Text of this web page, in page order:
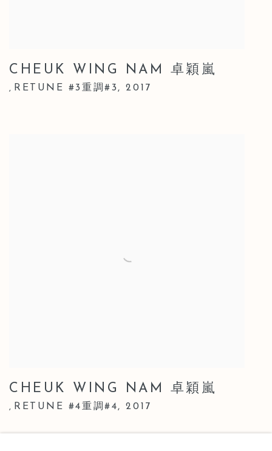
CHEUK WING NAM 卓穎嵐
, RETUNE #3重調#3,2017
CHEUK WING NAM 卓穎嵐
, RETUNE #4重調#4,2017